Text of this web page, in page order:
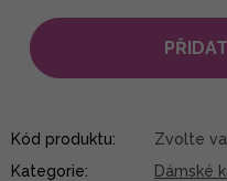
Kód produktu:
Zvolte
Kategorie:
Dámské